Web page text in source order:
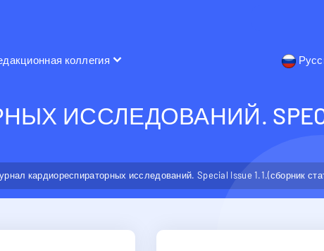
коллегия
ИССЛЕДОВАНИЙ.
кардиореспираторных исследований. Special Issue 1.1.(сборник